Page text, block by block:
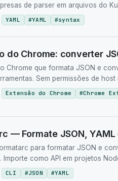
de parser em arquivos do
YAML #YAML #syntax
do Chrome: converter
Chrome que formata JSON e
Sem permissões de
Extensão do Chrome #Chrome
— Formate JSON,
para formatar JSON e
Importe como API em projetos
CLI #JSON #YAML